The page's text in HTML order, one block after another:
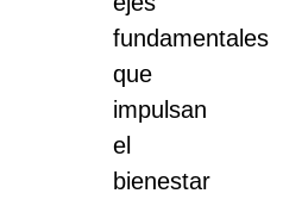
fundamentales
que
impulsan
el
bienestar